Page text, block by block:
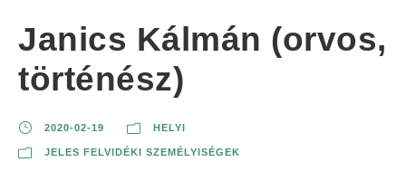
Janics Kálmán (orvos,
történész)
2020-02-19 HELYI
JELES FELVIDÉKI SZEMÉLYISÉGEK